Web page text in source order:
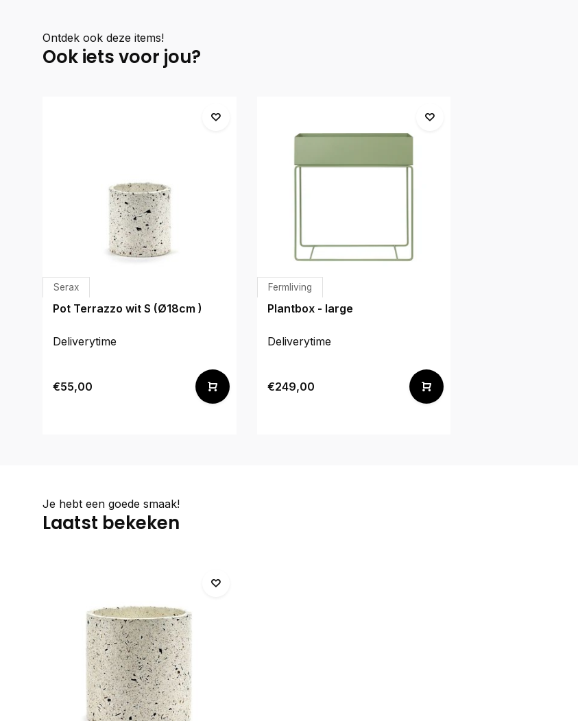
Ontdek ook deze items!
Ook iets voor jou?
Serax
Pot Terrazzo wit S (Ø18cm )
Deliverytime
€55,00
Fermliving
Plantbox - large
Deliverytime
€249,00
Je hebt een goede smaak!
Laatst bekeken